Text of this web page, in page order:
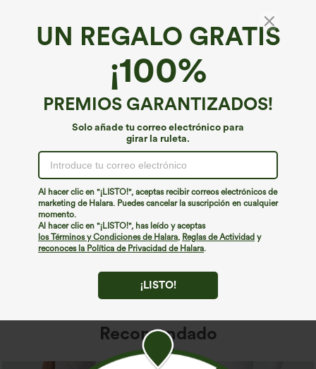
UN REGALO GRATIS
¡100%
PREMIOS GARANTIZADOS!
Solo añade tu correo electrónico para
girar la ruleta.
Al hacer clic en "¡LISTO!", aceptas recibir correos electrónicos de
marketing de Halara. Puedes cancelar la suscripción en cualquier
momento.
Al hacer clic en "¡LISTO!", has leído y aceptas
los Términos y Condiciones de Halara, Reglas de Actividad y
reconoces la Política de Privacidad de Halara.
¡LISTO!
¡Ups!
No podemos encontrar la página que estás buscando.
Seguir comprando
Recomendado